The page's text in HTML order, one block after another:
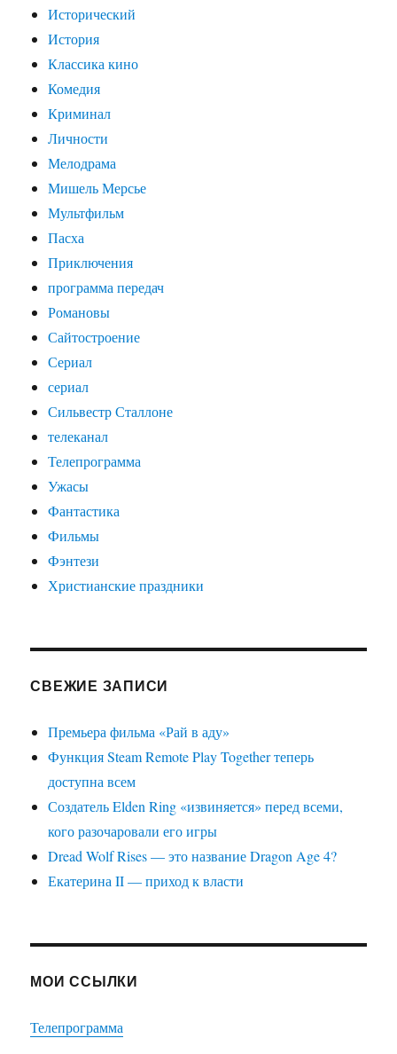
Исторический
История
Классика кино
Комедия
Криминал
Личности
Мелодрама
Мишель Мерсье
Мультфильм
Пасха
Приключения
программа передач
Романовы
Сайтостроение
Сериал
сериал
Сильвестр Сталлоне
телеканал
Телепрограмма
Ужасы
Фантастика
Фильмы
Фэнтези
Христианские праздники
СВЕЖИЕ ЗАПИСИ
Премьера фильма «Рай в аду»
Функция Steam Remote Play Together теперь
доступна всем
Создатель Elden Ring «извиняется» перед всеми,
кого разочаровали его игры
Dread Wolf Rises — это название Dragon Age 4?
Екатерина II — приход к власти
МОИ ССЫЛКИ
Телепрограмма